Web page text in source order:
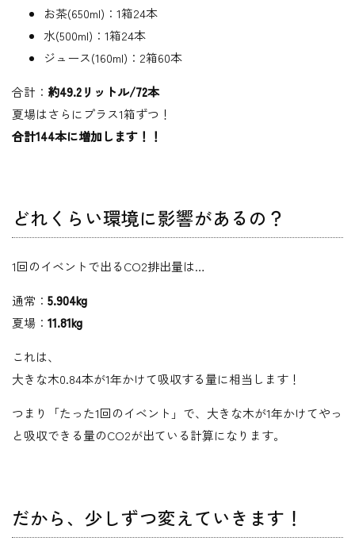
お茶(650ml)：1箱24本
水(500ml)：1箱24本
ジュース(160ml)：2箱60本
合計： 約49.2リットル/72本
夏場はさらにプラス1箱ずつ！
合計144本に増加します！！
どれくらい環境に影響があるの？
1回のイベントで出るCO2排出量は…
通常： 5.904kg
夏場： 11.81kg
これは、
大きな木0.84本が1年かけて吸収する量に相当します！
つまり「たった1回のイベント」で、大きな木が1年かけてやっ
と吸収できる量のCO2が出ている計算になります。
だから、少しずつ変えていきます！